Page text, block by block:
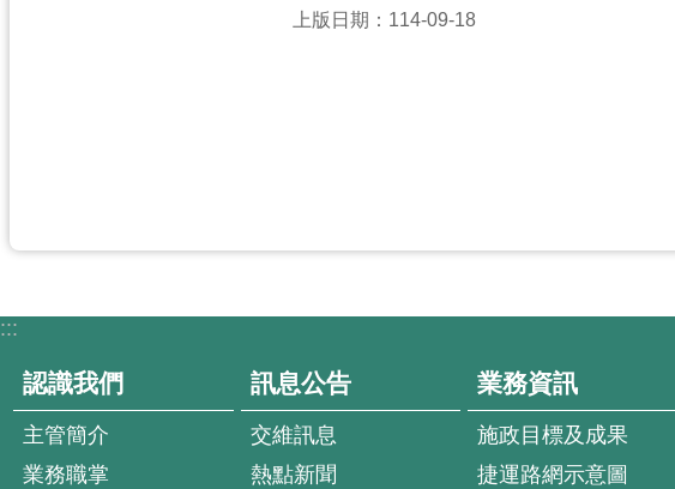
上版日期：114-09-18
:::
認識我們
主管簡介
業務職掌
訊息公告
交維訊息
熱點新聞
業務資訊
施政目標及成果
捷運路網示意圖